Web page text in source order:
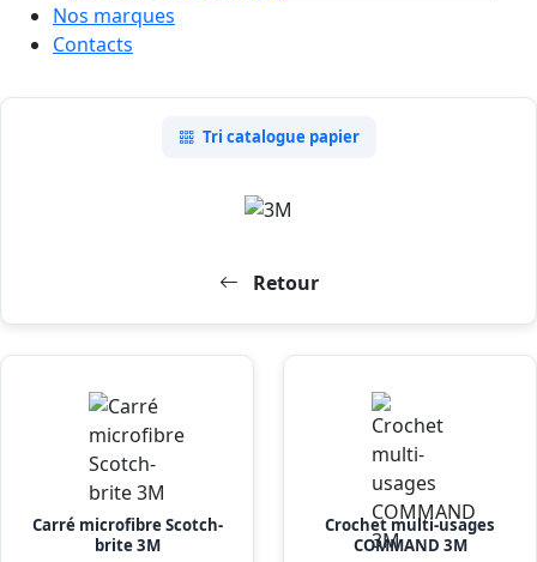
Nos marques
Contacts
Tri catalogue papier
Retour
Carré microfibre Scotch-
brite 3M
Crochet multi-usages
COMMAND 3M